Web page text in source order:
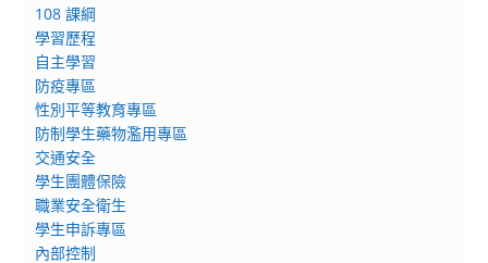
108 課綱
學習歷程
自主學習
防疫專區
性別平等教育專區
防制學生藥物濫用專區
交通安全
學生團體保險
職業安全衛生
學生申訴專區
內部控制